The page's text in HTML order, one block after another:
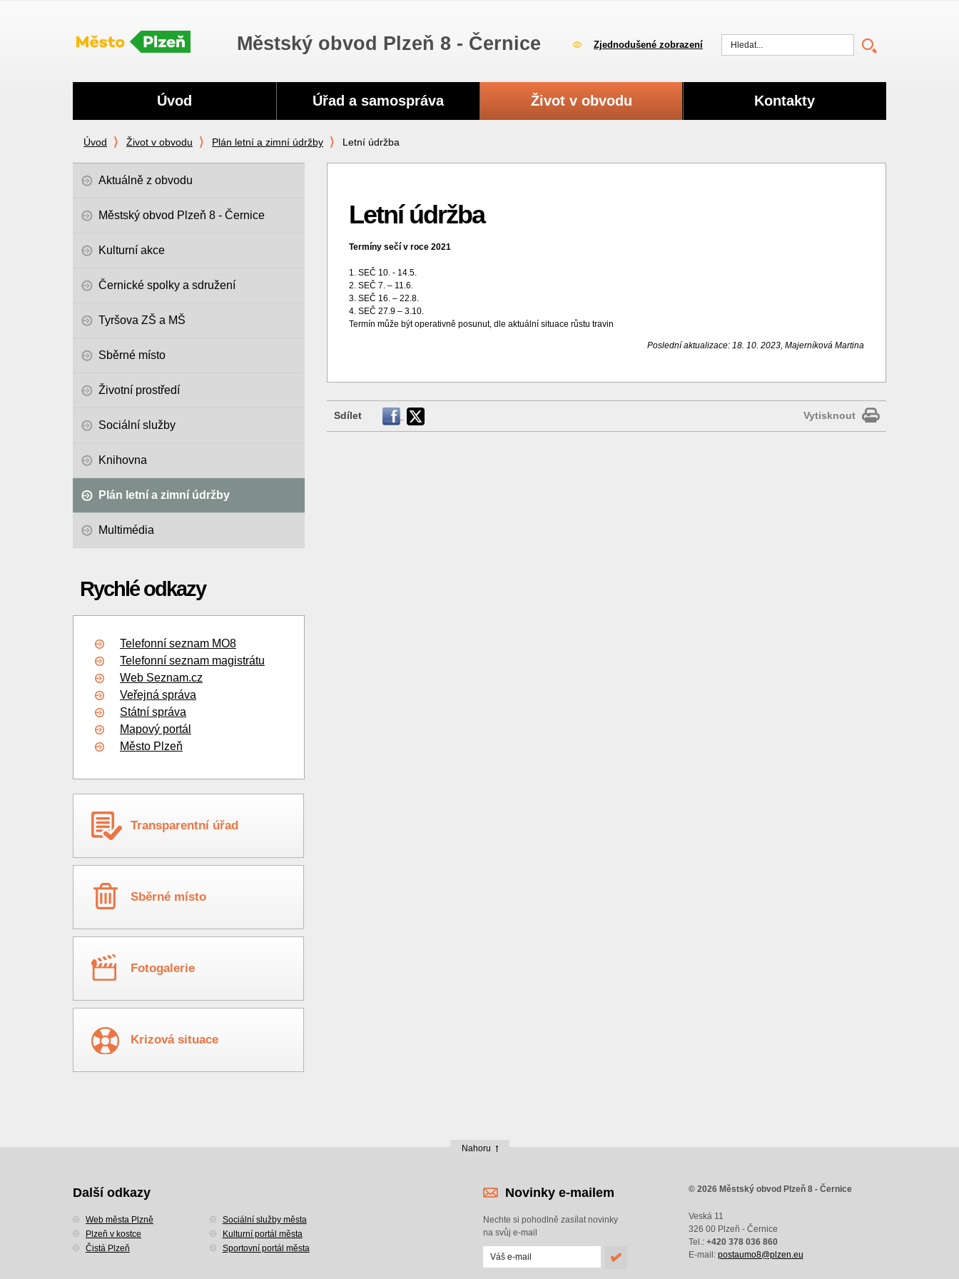
Městský obvod Plzeň 8 - Černice Zjednodušené zobrazení
Úvod Život v obvodu Plán letní a zimní údržby Letní údržba
Letní údržba
Termíny sečí v roce 2021
1. SEČ 10. - 14.5.
2. SEČ 7. – 11.6.
3. SEČ 16. – 22.8.
4. SEČ 27.9 – 3.10.
Termín může být operativně posunut, dle aktuální situace růstu travin
Poslední aktualizace: 18. 10. 2023, Majerníková Martina
Sdílet Vytisknout
Aktuálně z obvodu
Městský obvod Plzeň 8 - Černice
Kulturní akce
Černické spolky a sdružení
Tyršova ZŠ a MŠ
Sběrné místo
Životní prostředí
Sociální služby
Knihovna
Plán letní a zimní údržby
Multimédia
Rychlé odkazy
Telefonní seznam MO8
Telefonní seznam magistrátu
Web Seznam.cz
Veřejná správa
Státní správa
Mapový portál
Město Plzeň
Transparentní úřad
Sběrné místo
Fotogalerie
Krizová situace
Úvod Úřad a samospráva Život v obvodu Kontakty
Nahoru
Další odkazy
Web města Plzně
Plzeň v kostce
Čistá Plzeň
Sociální služby města
Kulturní portál města
Sportovní portál města
Novinky e-mailem
Nechte si pohodlně zasílat novinky
na svůj e-mail
© 2026 Městský obvod Plzeň 8 - Černice
Veská 11
326 00 Plzeň - Černice
Tel.: +420 378 036 860
E-mail: postaumo8@plzen.eu